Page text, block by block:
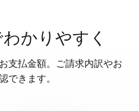
かりやすく
支払金額。ご請求内訳やお
できます。